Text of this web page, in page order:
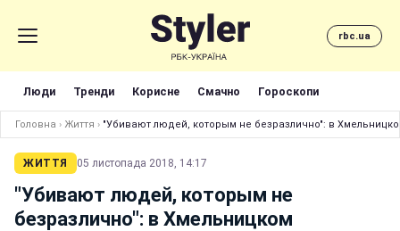
rbc.ua
Люди Тренди Корисне Смачно Гороскопи
Головна › Життя › "Убивают людей, которым не безразлично": в
ЖИТТЯ 05 листопада 2018, 14:17
"Убивают людей, которым не
безразлично": в Хмельницком